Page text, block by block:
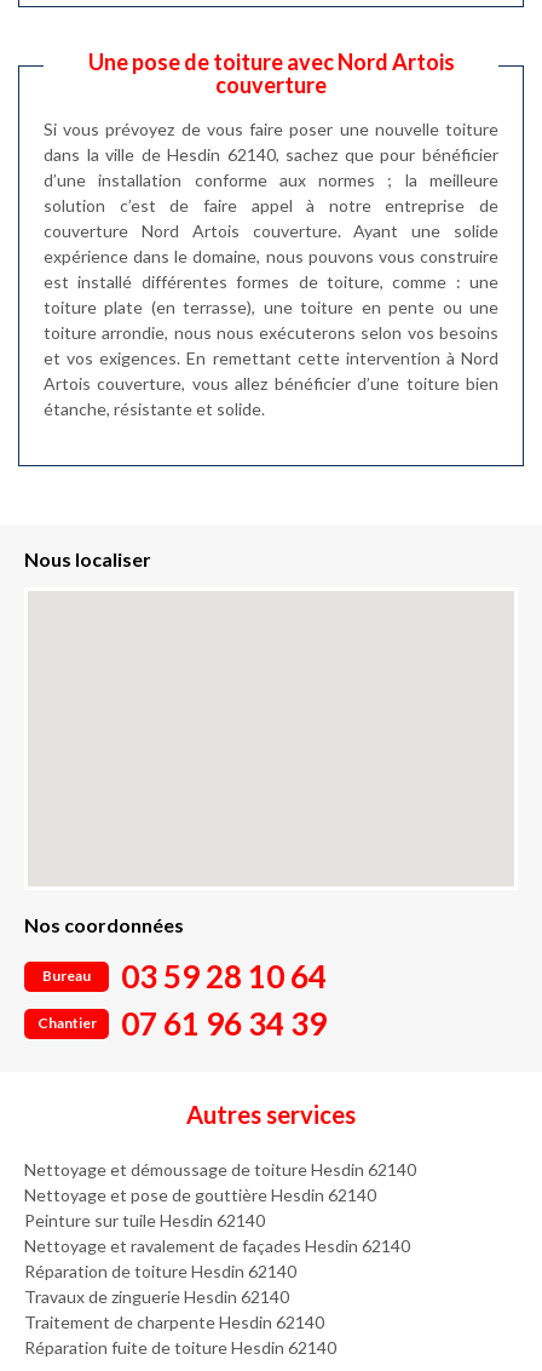
Une pose de toiture avec Nord Artois
couverture
Si vous prévoyez de vous faire poser une nouvelle toiture
dans la ville de Hesdin 62140, sachez que pour bénéficier
d’une installation conforme aux normes ; la meilleure
solution c’est de faire appel à notre entreprise de
couverture Nord Artois couverture. Ayant une solide
expérience dans le domaine, nous pouvons vous construire
est installé différentes formes de toiture, comme : une
toiture plate (en terrasse), une toiture en pente ou une
toiture arrondie, nous nous exécuterons selon vos besoins
et vos exigences. En remettant cette intervention à Nord
Artois couverture, vous allez bénéficier d’une toiture bien
étanche, résistante et solide.
Nous localiser
Nos coordonnées
Bureau 03 59 28 10 64
Chantier 07 61 96 34 39
Autres services
Nettoyage et démoussage de toiture Hesdin 62140
Nettoyage et pose de gouttière Hesdin 62140
Peinture sur tuile Hesdin 62140
Nettoyage et ravalement de façades Hesdin 62140
Réparation de toiture Hesdin 62140
Travaux de zinguerie Hesdin 62140
Traitement de charpente Hesdin 62140
Réparation fuite de toiture Hesdin 62140